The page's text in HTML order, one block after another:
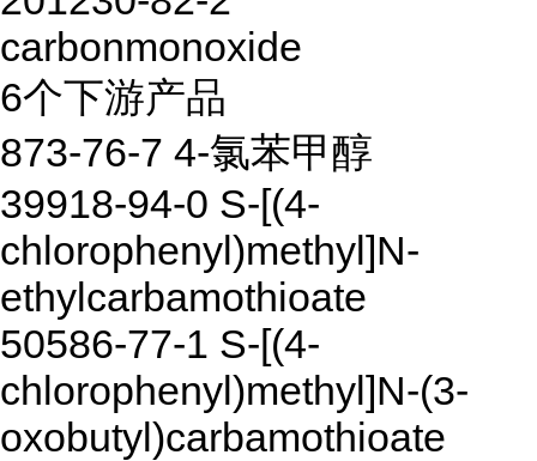
carbonmonoxide
6个下游产品
873-76-7 4-氯苯甲醇
39918-94-0 S-[(4-
chlorophenyl)methyl]N-
ethylcarbamothioate
50586-77-1 S-[(4-
chlorophenyl)methyl]N-(3-
oxobutyl)carbamothioate